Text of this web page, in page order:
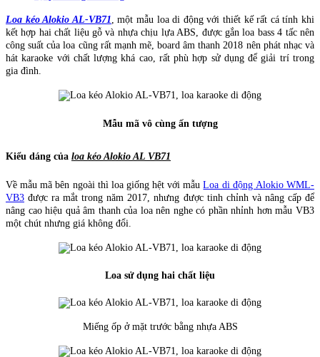
Loa kéo Alokio AL-VB71, một mẫu loa di động với thiết kế rất cá tính khi
kết hợp hai chất liệu gỗ và nhựa chịu lựa ABS, được gắn loa bass 4 tấc nên
công suất của loa cũng rất mạnh mẽ, board âm thanh 2018 nên phát nhạc và
hát karaoke với chất lượng khá cao, rất phù hợp sử dụng để giải trí trong
gia đình.
Mẫu mã vô cùng ấn tượng
Kiểu dáng của loa kéo Alokio AL VB71
Về mẫu mã bên ngoài thì loa giống hệt với mẫuLoa di động Alokio WML-
VB3 được ra mắt trong năm 2017, nhưng được tinh chỉnh và nâng cấp để
nâng cao hiệu quả âm thanh của loa nên nghe có phần nhỉnh hơn mẫu VB3
một chút nhưng giá không đổi.
Loa sử dụng hai chất liệu
Miếng ốp ở mặt trước bằng nhựa ABS